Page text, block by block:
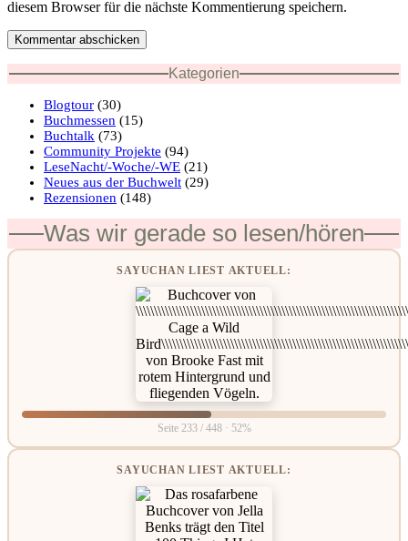
diesem Browser für die nächste Kommentierung speichern.
Kommentar abschicken
Kategorien
Blogtour (30)
Buchmessen (15)
Buchtalk (73)
Community Projekte (94)
LeseNacht/-Woche/-WE (21)
Neues aus der Buchwelt (29)
Rezensionen (148)
Was wir gerade so lesen/hören
SAYUCHAN LIEST AKTUELL:
Seite 233 / 448 · 52%
SAYUCHAN LIEST AKTUELL: